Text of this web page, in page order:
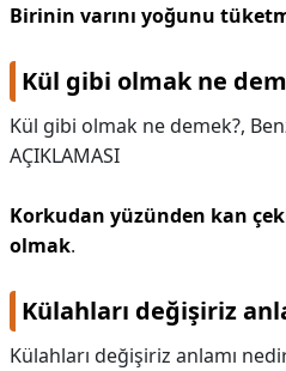
Birinin varını yoğunu
Kül gibi olmak ne
Kül gibi olmak ne demek?,
AÇIKLAMASI
Korkudan yüzünden kan
olmak.
Külahları değişiriz
Külahları değişiriz anlamı